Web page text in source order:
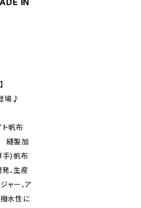
IN
場♪
帆布
縫製加
手)帆布
、生産
ャー、ア
撥水性に